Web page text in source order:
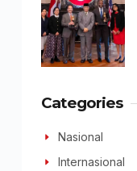
Categories
Nasional
Internasional